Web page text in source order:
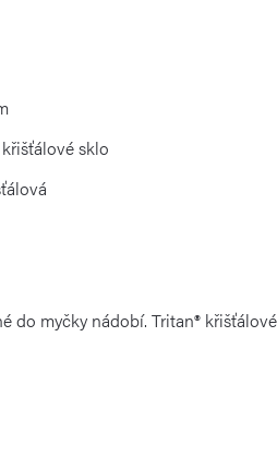
sklo
do myčky nádobí. Tritan®